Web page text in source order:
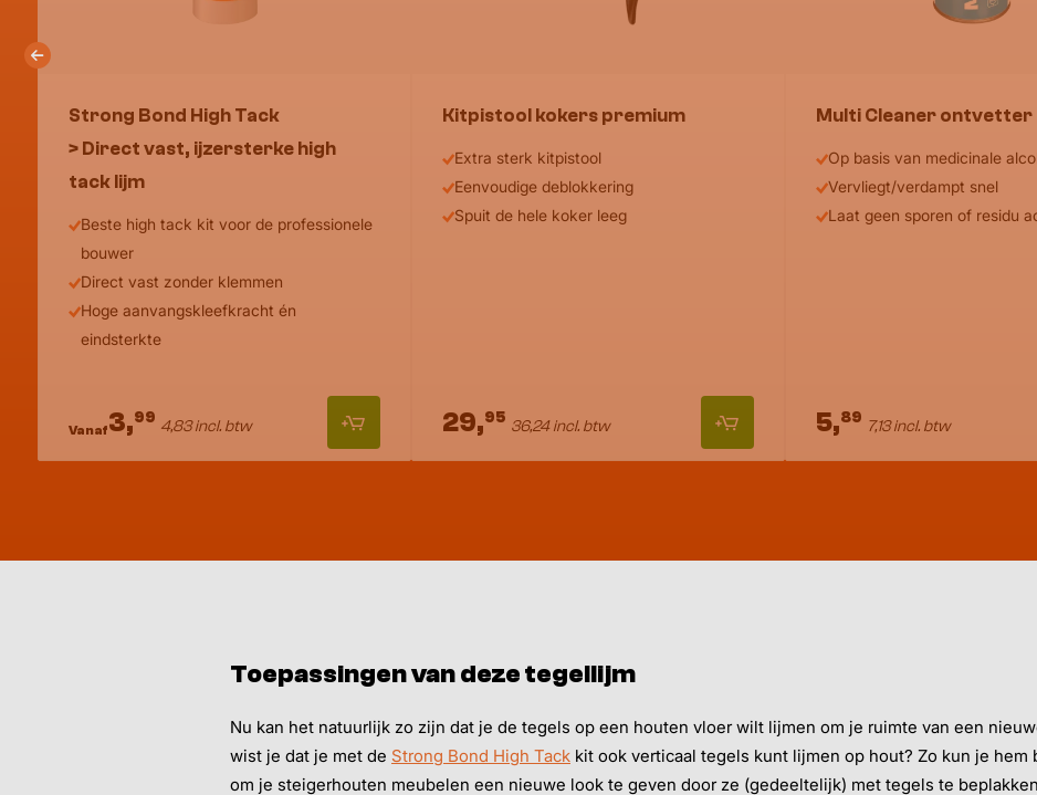
Strong Bond High Tack
> Direct vast, ijzersterke high
tack lijm
Beste high tack kit voor de professionele
bouwer
Direct vast zonder klemmen
Hoge aanvangskleefkracht én
eindsterkte
Vanaf3,99 4,83 incl. btw
Kitpistool kokers premium
Extra sterk kitpistool
Eenvoudige deblokkering
Spuit de hele koker leeg
29,95 36,24 incl. btw
Multi Cleaner ontvetter
Op basis van medicinale
Vervliegt/verdampt snel
Laat geen sporen of residu
5,89 7,13 incl. btw
Toepassingen van deze tegellijm
Nu kan het natuurlijk zo zijn dat je de tegels op een houten vloer wilt lijmen om je ruimte van een
wist je dat je met de Strong Bond High Tack kit ook verticaal tegels kunt lijmen op hout? Zo kun je
om je steigerhouten meubelen een nieuwe look te geven door ze (gedeeltelijk) met tegels te